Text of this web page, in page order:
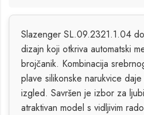
Slazenger SL.09.2321.1.04
dizajn koji otkriva automatski
brojčanik. Kombinacija
plave silikonske narukvice
izgled. Savršen je izbor za
atraktivan model s vidljivim